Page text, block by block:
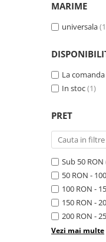
MARIME
universala
La comanda
In stoc(1)
PRET
Sub 50 RON
50 RON -
100 RON -
150 RON -
200 RON -
Vezi mai multe